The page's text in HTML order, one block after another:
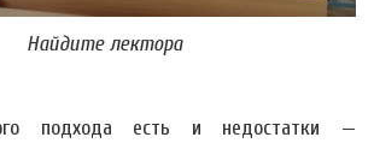
Найдите лектора
подхода есть и недостатки —